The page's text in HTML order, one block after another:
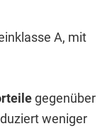
A, mit
gegenüber
weniger